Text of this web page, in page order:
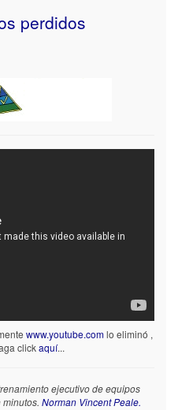
perdidos
www.youtube.comlo eliminó ,
clickaquí...
ejecutivo de equipos
Norman Vincent Peale.